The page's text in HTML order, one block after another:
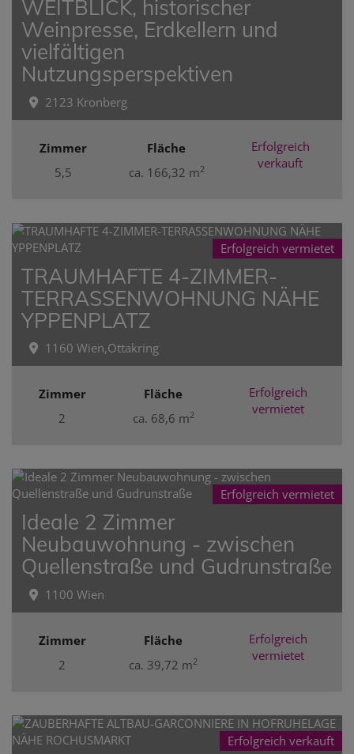
WEITBLICK, historischer
Weinpresse, Erdkellern und
vielfältigen
Nutzungsperspektiven
2123 Kronberg
Zimmer
5,5
Fläche
ca. 166,32 m2
Erfolgreich
verkauft
Erfolgreich vermietet
TRAUMHAFTE 4-ZIMMER-
TERRASSENWOHNUNG NÄHE
YPPENPLATZ
1160 Wien,Ottakring
Zimmer
2
Fläche
ca. 68,6 m2
Erfolgreich
vermietet
Erfolgreich vermietet
Ideale 2 Zimmer
Neubauwohnung - zwischen
Quellenstraße und Gudrunstraße
1100 Wien
Zimmer
2
Fläche
ca. 39,72 m2
Erfolgreich
vermietet
Erfolgreich verkauft